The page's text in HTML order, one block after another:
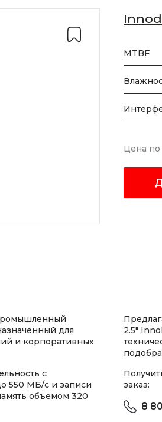
MTBF
Цена по
для
и корпоративных
с
550 МБ/с и записи
объемом 320
2.5"
заказ:
8